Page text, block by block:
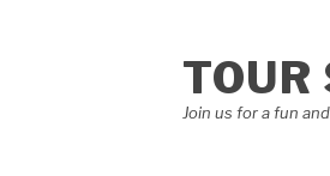
TOUR
Join us for a fun